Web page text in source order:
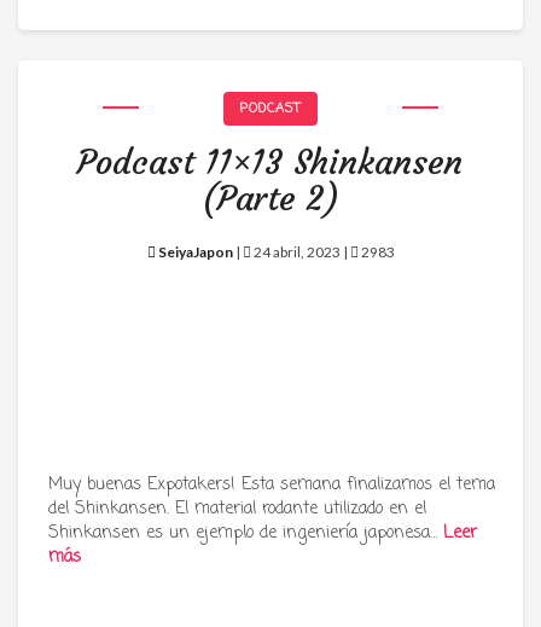
PODCAST
Podcast 11×13 Shinkansen
(Parte 2)
SeiyaJapon| 24 abril, 2023 | 2983
Muy buenas Expotakers! Esta semana finalizamos el tema
del Shinkansen. El material rodante utilizado en el
Shinkansen es un ejemplo de ingeniería japonesa… Leer
más